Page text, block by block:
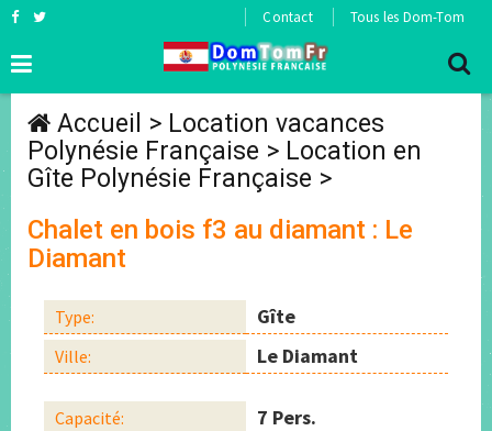
Contact Tous les Dom-Tom
Accueil > Location vacances
Polynésie Française > Location en
Gîte Polynésie Française >
Chalet en bois f3 au diamant : Le
Diamant
Type: Gîte
Ville: Le Diamant
Capacité: 7 Pers.